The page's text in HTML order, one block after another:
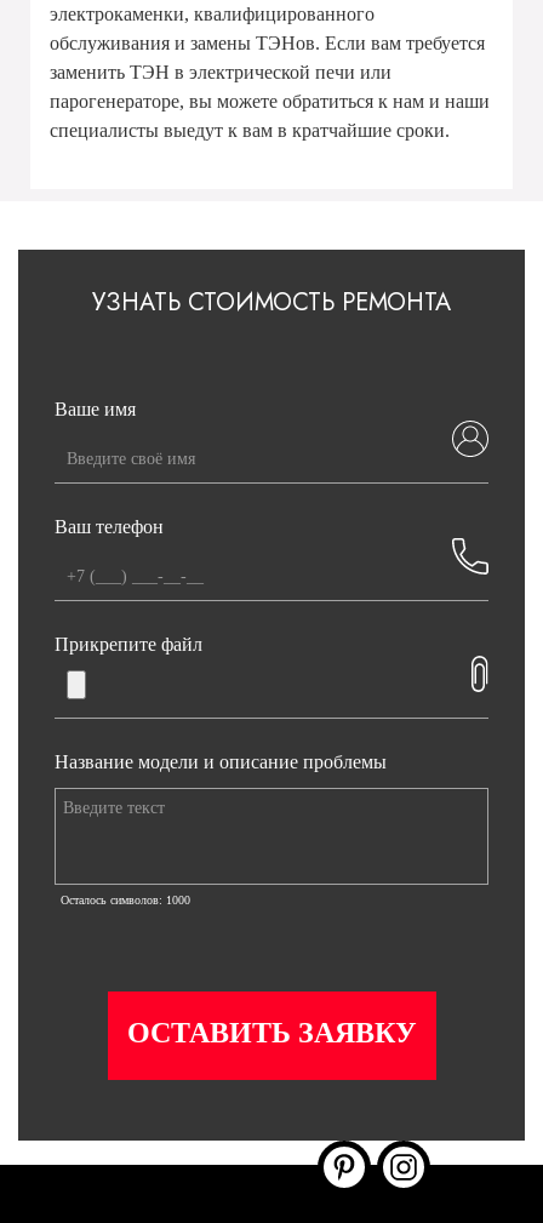
электрокаменки, квалифицированного
обслуживания и замены ТЭНов. Если вам требуется
заменить ТЭН в электрической печи или
парогенераторе, вы можете обратиться к нам и наши
специалисты выедут к вам в кратчайшие сроки.
УЗНАТЬ СТОИМОСТЬ РЕМОНТА
Ваше имя
Ваш телефон
Прикрепите файл
Название модели и описание проблемы
Осталось символов: 1000
ОСТАВИТЬ ЗАЯВКУ